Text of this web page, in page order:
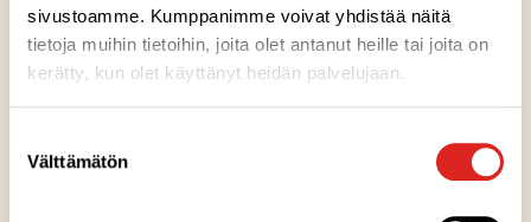
sivustoamme. Kumppanimme voivat yhdistää näitä
tietoja muihin tietoihin, joita olet antanut heille tai joita on
kerätty, kun olet käyttänyt heidän palvelujaan.
valinta
Välttämätön
Ainesosat
Ravintosisältö
Säilytysohje